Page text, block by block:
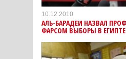
10.12.2010
АЛЬ-БАРАДЕИ НАЗВАЛ
ФАРСОМ ВЫБОРЫ В ЕГИПТЕ